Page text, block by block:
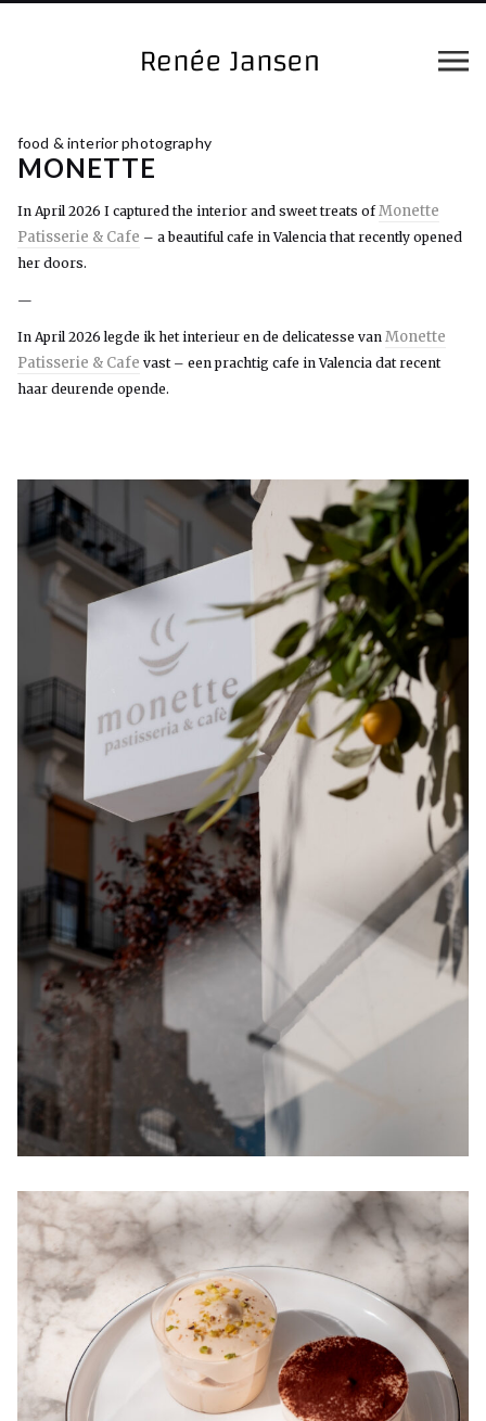
food & interior photography
MONETTE
In April 2026 I captured the interior and sweet treats ofMonette
Patisserie & Cafe – a beautiful cafe in Valencia that recently opened
her doors.
—
In April 2026 legde ik het interieur en de delicatesse van Monette
Patisserie & Cafe vast – een prachtig cafe in Valencia dat recent
haar deurende opende.